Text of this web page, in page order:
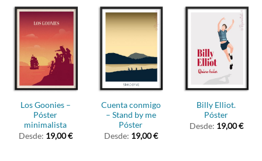
Los Goonies –
Póster
minimalista
Desde: 19,00€
Cuenta conmigo
– Stand by me
Póster
Desde: 19,00€
Billy Elliot.
Póster
Desde: 19,00€